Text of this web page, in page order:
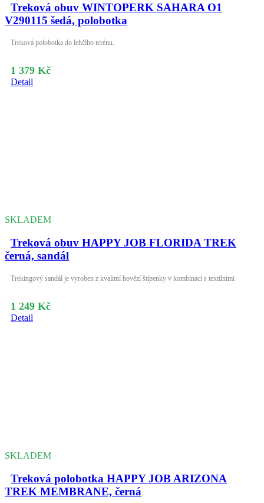
Treková obuv WINTOPERK SAHARA O1
V290115 šedá, polobotka
Treková polobotka do lehčího terénu.
1 379 Kč
Detail
SKLADEM
Treková obuv HAPPY JOB FLORIDA TREK
černá, sandál
Trekingový sandál je vyroben z kvalitní hovězí štípenky v kombinaci s textilními
1 249 Kč
Detail
SKLADEM
Treková polobotka HAPPY JOB ARIZONA
TREK MEMBRANE, černá